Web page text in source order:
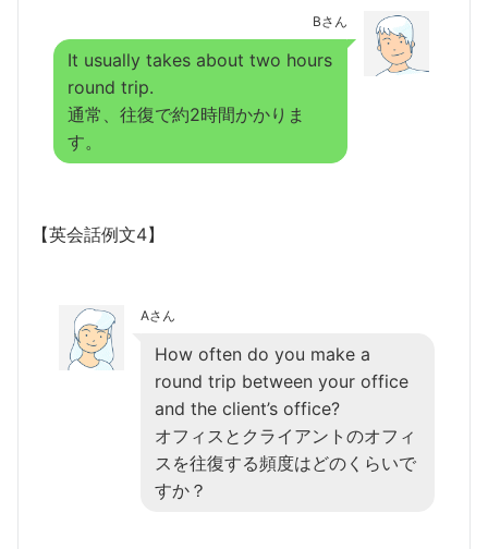
Bさん
It usually takes about two hours
round trip.
通常、往復で約2時間かかりま
す。
【英会話例文4】
Aさん
How often do you make a
round trip between your office
and the client’s office?
オフィスとクライアントのオフィ
スを往復する頻度はどのくらいで
すか？